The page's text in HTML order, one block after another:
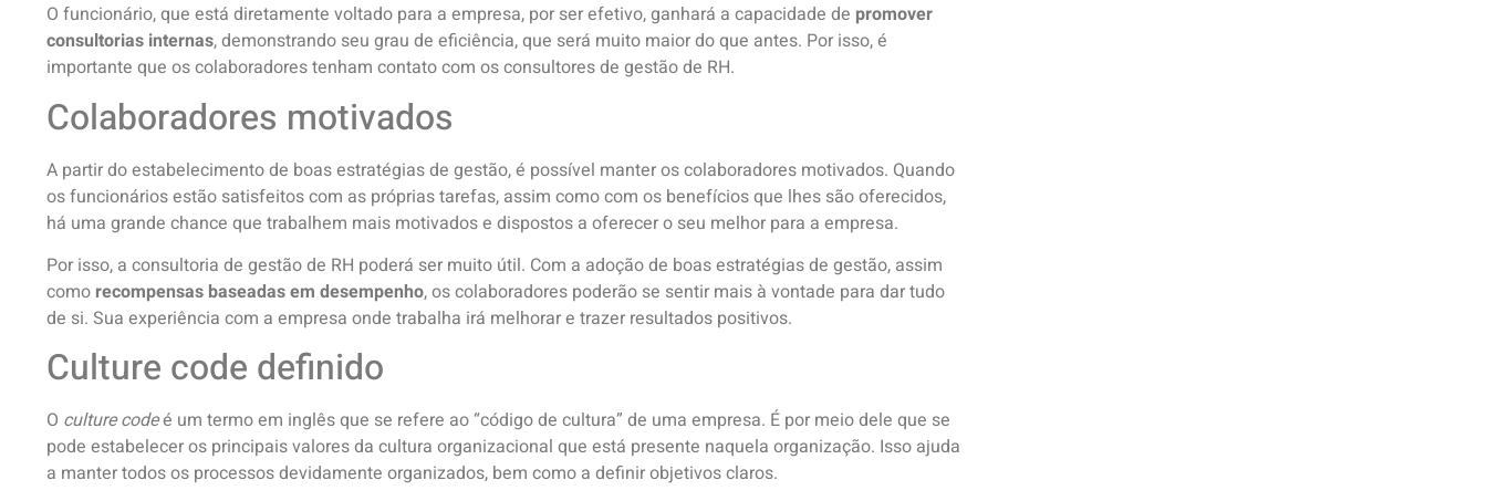
O funcionário, que está diretamente voltado para a empresa, por ser efetivo, ganhará a capacidade de promover
consultorias internas, demonstrando seu grau de eficiência, que será muito maior do que antes. Por isso, é
importante que os colaboradores tenham contato com os consultores de gestão de RH.
Colaboradores motivados
A partir do estabelecimento de boas estratégias de gestão, é possível manter os colaboradores motivados. Quando
os funcionários estão satisfeitos com as próprias tarefas, assim como com os benefícios que lhes são oferecidos,
há uma grande chance que trabalhem mais motivados e dispostos a oferecer o seu melhor para a empresa.
Por isso, a consultoria de gestão de RH poderá ser muito útil. Com a adoção de boas estratégias de gestão, assim
como recompensas baseadas em desempenho, os colaboradores poderão se sentir mais à vontade para dar tudo
de si. Sua experiência com a empresa onde trabalha irá melhorar e trazer resultados positivos.
Culture code definido
O culture codeé um termo em inglês que se refere ao “código de cultura” de uma empresa. É por meio dele que se
pode estabelecer os principais valores da cultura organizacional que está presente naquela organização. Isso ajuda
a manter todos os processos devidamente organizados, bem como a definir objetivos claros.